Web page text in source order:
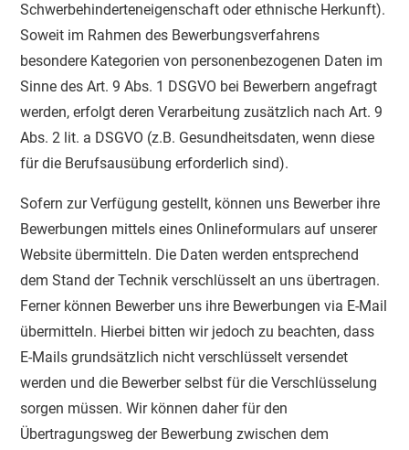
Schwerbehinderteneigenschaft oder ethnische Herkunft).
Soweit im Rahmen des Bewerbungsverfahrens
besondere Kategorien von personenbezogenen Daten im
Sinne des Art. 9 Abs. 1 DSGVO bei Bewerbern angefragt
werden, erfolgt deren Verarbeitung zusätzlich nach Art. 9
Abs. 2 lit. a DSGVO (z.B. Gesundheitsdaten, wenn diese
für die Berufsausübung erforderlich sind).
Sofern zur Verfügung gestellt, können uns Bewerber ihre
Bewerbungen mittels eines Onlineformulars auf unserer
Website übermitteln. Die Daten werden entsprechend
dem Stand der Technik verschlüsselt an uns übertragen.
Ferner können Bewerber uns ihre Bewerbungen via E-Mail
übermitteln. Hierbei bitten wir jedoch zu beachten, dass
E-Mails grundsätzlich nicht verschlüsselt versendet
werden und die Bewerber selbst für die Verschlüsselung
sorgen müssen. Wir können daher für den
Übertragungsweg der Bewerbung zwischen dem